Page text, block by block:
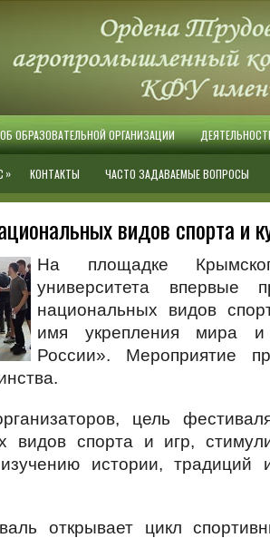
ОБРАЗОВАТЕЛЬНОЙ ОРГАНИЗАЦИИ
» КОНТАКТЫ ЧАСТО ЗАДАВАЕМЫЕ ВОПРОСЫ
видов спорта и
На площадке
университета впервые
национальных видов
имя укрепления мира
России». Мероприятие
цель
видов спорта и игр,
истории, традиций
открывает цикл